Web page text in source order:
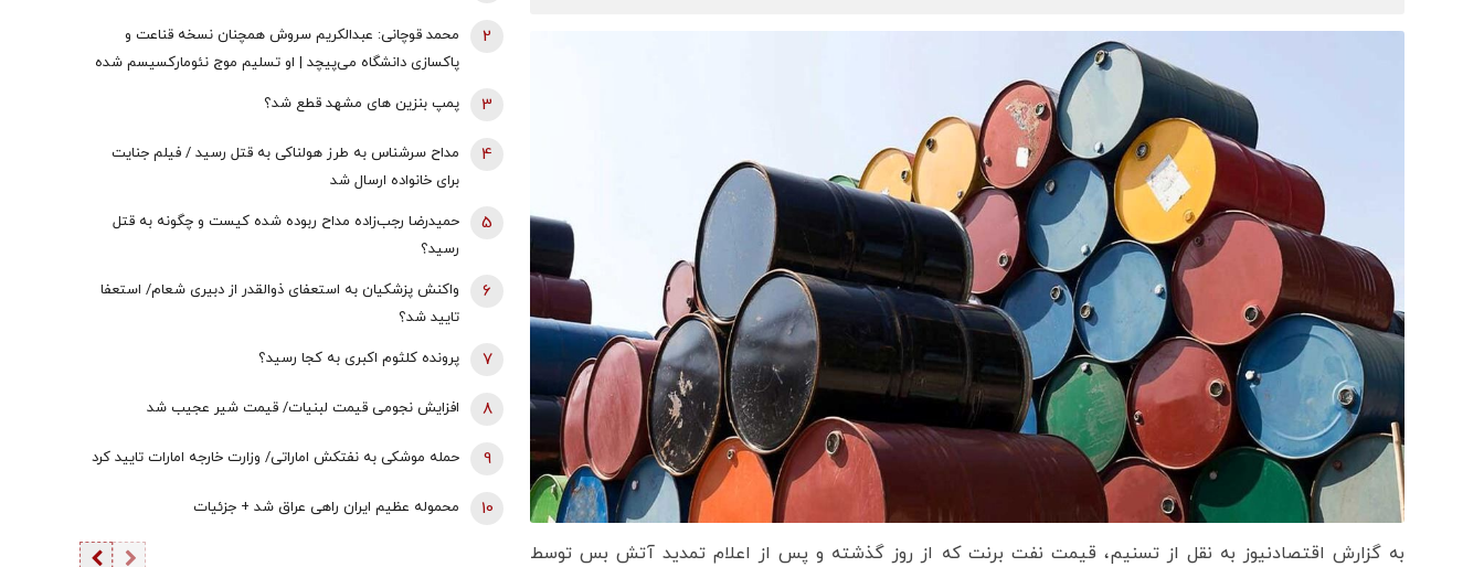
به گزارش اقتصادنیوز به نقل از تسنیم، قیمت نفت برنت که از روز گذشته و پس از اعلام تمدید آتش بس توسط
محمد قوچانی: عبدالکریم سروش همچنان نسخه قناعت و
پاکسازی دانشگاه می‌پیچد | او تسلیم موج نئومارکسیسم شده
رقابتی را با برچسب کاپیتالیسم توضیح می‌دهد
2
پمپ بنزین های مشهد قطع شد؟ 3
مداح سرشناس به طرز هولناکی به قتل رسید / فیلم جنایت
برای خانواده ارسال شد
4
حمیدرضا رجب‌زاده مداح ربوده شده کیست و چگونه به قتل
رسید؟
5
واکنش پزشکیان به استعفای ذوالقدر از دبیری شعام/ استعفا
تایید شد؟
6
پرونده کلثوم اکبری به کجا رسید؟ 7
افزایش نجومی قیمت لبنیات/ قیمت شیر عجیب شد 8
حمله موشکی به نفتکش اماراتی/ وزارت خارجه امارات تایید کرد 9
محموله عظیم ایران راهی عراق شد + جزئیات 10